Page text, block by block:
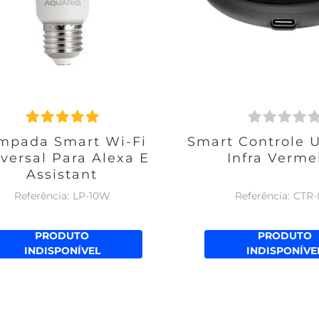
Smart Wi-Fi
Para Alexa E
Assistant
LP-10W
PRODUTO
INDISPONÍVEL
Smart Controle
Infra
PRODUTO